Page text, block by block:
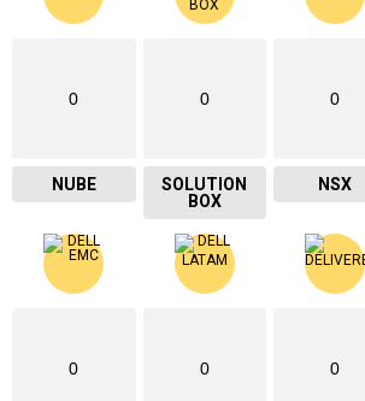
0
NUBE
0
SOLUTION
BOX
0
NSX
0 0 0